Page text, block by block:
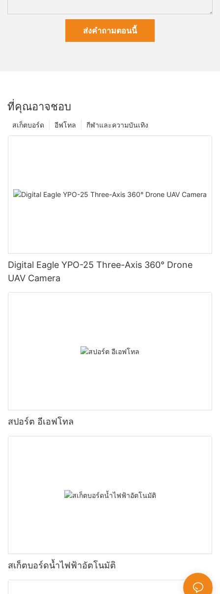
ส่งคำถามตอนนี้
ที่คุณอาจชอบ
กีฬาและความบันเทิง
อีฟโทล
สเก็ตบอร์ด
Digital Eagle YPO-25 Three-Axis 360° Drone
UAV Camera
สปอร์ต อีเอฟโทล
สเก็ตบอร์ดน้ำไฟฟ้าอัตโนมัติ